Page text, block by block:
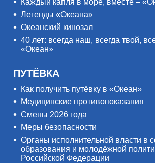
Каждый капля в море, вместе –
Легенды «Океана»
Океанский кинозал
40 лет: всегда наш, всегда твой,
«Океан»
ПУТЁВКА
Как получить путёвку в «Океан»
Медицинские противопоказания
Смены 2026 года
Меры безопасности
Органы исполнительной власти в
образования и молодёжной
Российской Федерации